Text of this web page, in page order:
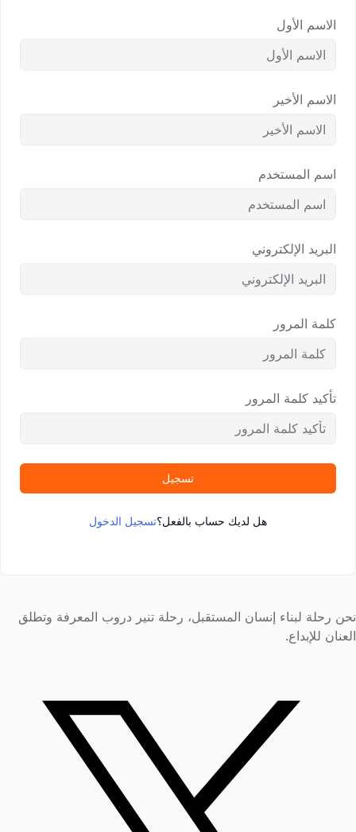
الاسم الأول
الاسم الأخير
اسم المستخدم
البريد الإلكتروني
كلمة المرور
تأكيد كلمة المرور
تسجيل
هل لديك حساب بالفعل؟تسجيل الدخول
نحن رحلة لبناء إنسان المستقبل، رحلة تنير دروب المعرفة وتطلق
العنان للإبداع.